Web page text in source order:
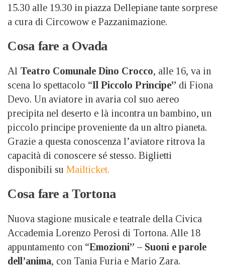
15.30 alle 19.30 in piazza Dellepiane tante sorprese
a cura di Circowow e Pazzanimazione.
Cosa fare a Ovada
Al Teatro Comunale Dino Crocco, alle 16, va in
scena lo spettacolo “Il Piccolo Principe” di Fiona
Devo. Un aviatore in avaria col suo aereo
precipita nel deserto e là incontra un bambino, un
piccolo principe proveniente da un altro pianeta.
Grazie a questa conoscenza l’aviatore ritrova la
capacità di conoscere sé stesso. Biglietti
disponibili su Mailticket.
Cosa fare a Tortona
Nuova stagione musicale e teatrale della Civica
Accademia Lorenzo Perosi di Tortona. Alle 18
appuntamento con “Emozioni” – Suoni e parole
dell’anima, con Tania Furia e Mario Zara.